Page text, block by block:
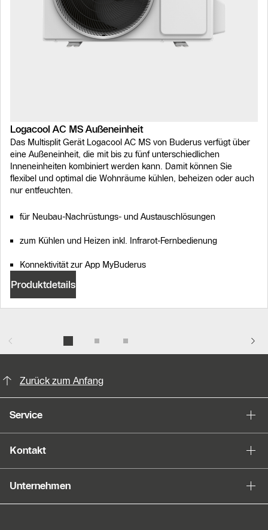
Logacool AC MS Außeneinheit
Das Multisplit Gerät Logacool AC MS von Buderus verfügt über
eine Außeneinheit, die mit bis zu fünf unterschiedlichen
Inneneinheiten kombiniert werden kann. Damit können Sie
flexibel und optimal die Wohnräume kühlen, beheizen oder auch
nur entfeuchten.
für Neubau-Nachrüstungs- und Austauschlösungen
zum Kühlen und Heizen inkl. Infrarot-Fernbedienung
Konnektivität zur App MyBuderus
Produktdetails
Zurück zum Anfang
Service
Kontakt
Unternehmen